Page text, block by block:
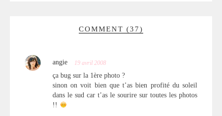
COMMENT (37)
angie 19 avril 2008
ça bug sur la 1ère photo ?
sinon on voit bien que t’as bien profité du soleil
dans le sud car t’as le sourire sur toutes les photos
!!